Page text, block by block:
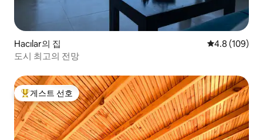
Hacılar의 집 평점 4.8점(5
4.8 (109)
도시 최고의 전망
상위 게스트 선호
게스트 선호